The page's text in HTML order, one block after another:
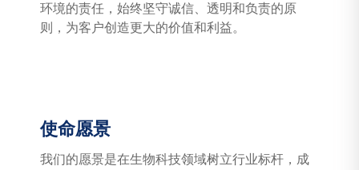
环境的责任，始终坚守诚信、透明和负责的原
则，为客户创造更大的价值和利益。
使命愿景
我们的愿景是在生物科技领域树立行业标杆，成